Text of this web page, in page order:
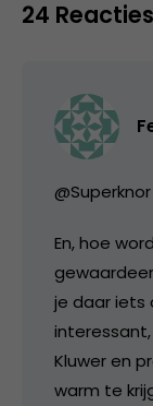
24 Reacties
@Superknor
En, hoe
je daar iets
Kluwer en
warm te